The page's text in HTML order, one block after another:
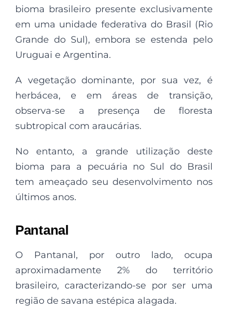
bioma brasileiro presente exclusivamente
em uma unidade federativa do Brasil (Rio
Grande do Sul), embora se estenda pelo
Uruguai e Argentina.
A vegetação dominante, por sua vez, é
herbácea, e em áreas de transição,
observa-se a presença de floresta
subtropical com araucárias.
No entanto, a grande utilização deste
bioma para a pecuária no Sul do Brasil
tem ameaçado seu desenvolvimento nos
últimos anos.
Pantanal
O Pantanal, por outro lado, ocupa
aproximadamente 2% do território
brasileiro, caracterizando-se por ser uma
região de savana estépica alagada.